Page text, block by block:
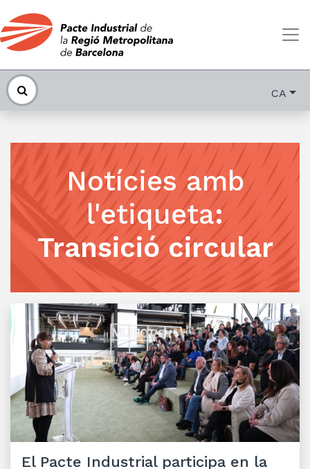
CA
Notícies amb
l'etiqueta:
Transició circular
El Pacte Industrial participa en la